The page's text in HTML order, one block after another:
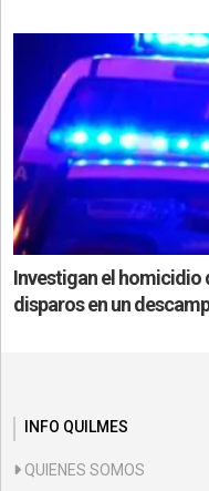
Investigan el homicidio
disparos en un
INFO QUILMES
QUIENES SOMOS